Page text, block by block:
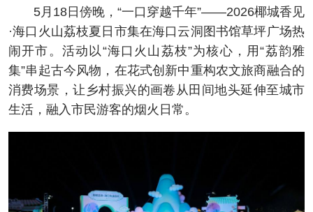
生活 演出 活动
展会 走读海南 周末去哪儿
人才在线 天涯企服
5月18日傍晚，“一口穿越千年”——2026椰城香见
·海口火山荔枝夏日市集在海口云洞图书馆草坪广场热
闹开市。活动以“海口火山荔枝”为核心，用“荔韵雅
集”串起古今风物，在花式创新中重构农文旅商融合的
消费场景，让乡村振兴的画卷从田间地头延伸至城市
生活，融入市民游客的烟火日常。